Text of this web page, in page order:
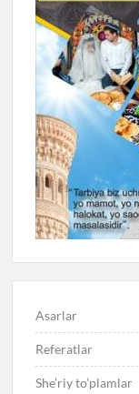
Asarlar
Referatlar
She’riy to’plamlar